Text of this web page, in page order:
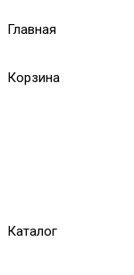
Главная
Корзина
Каталог